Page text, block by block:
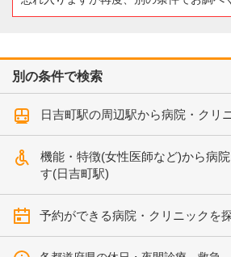
別の条件で検索
日吉町駅の周辺駅から病院・クリ
機能・特徴(女性医師など)から病
す(日吉町駅)
予約ができる病院・クリニックを